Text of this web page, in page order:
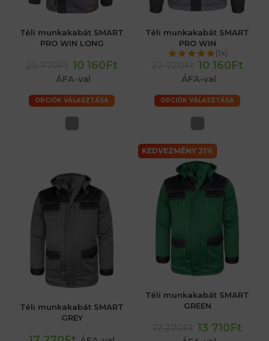
Téli munkakabát SMART
PRO WIN LONG
10 160Ft
ÁFA-val
OPCIÓK VÁLASZTÁSA
Téli munkakabát SMART
PRO WIN
(1x)
10 160Ft
ÁFA-val
OPCIÓK VÁLASZTÁSA
Téli munkakabát SMART
GREY
KEDVEZMÉNY 21%
Téli munkakabát SMART
GREEN
13 710Ft